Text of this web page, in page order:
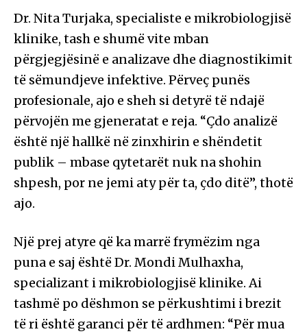
Dr. Nita Turjaka, specialiste e mikrobiologjisë
klinike, tash e shumë vite mban
përgjegjësinë e analizave dhe diagnostikimit
të sëmundjeve infektive. Përveç punës
profesionale, ajo e sheh si detyrë të ndajë
përvojën me gjeneratat e reja. “Çdo analizë
është një hallkë në zinxhirin e shëndetit
publik – mbase qytetarët nuk na shohin
shpesh, por ne jemi aty për ta, çdo ditë”, thotë
ajo.
Një prej atyre që ka marrë frymëzim nga
puna e saj është Dr. Mondi Mulhaxha,
specializant i mikrobiologjisë klinike. Ai
tashmë po dëshmon se përkushtimi i brezit
të ri është garanci për të ardhmen: “Për mua